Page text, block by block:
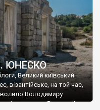
ЮНЕСКО
Великий київський
візантійське, на той час,
Володимиру
імператору Василю ІІ, та